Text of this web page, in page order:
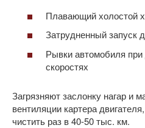
Плавающий холостой
Затрудненный запуск
Рывки автомобиля
скоростях
Загрязняют заслонку нагар и
вентиляции картера
чистить раз в 40-50 тыс. км.